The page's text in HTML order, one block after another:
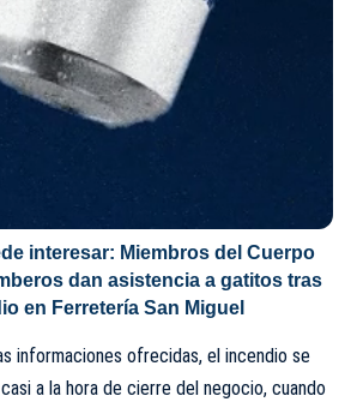
interesar: Miembros del Cuerpo
dan asistencia a gatitos tras
en Ferretería San Miguel
informaciones ofrecidas, el incendio se
a la hora de cierre del negocio, cuando